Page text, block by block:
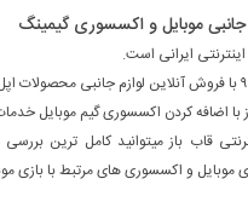
جانبی موبایل و اکسسوری گیمینگ
ایرانی است.
با اضافه کردن اکسسوری گیم موبایل
قاب باز میتوانید کامل ترین
موبایل و اکسسوری های مرتبط با بازی